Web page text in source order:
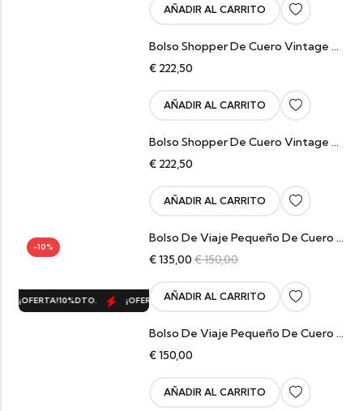
AÑADIR AL CARRITO
Bolso Shopper De Cuero Vintage Marrón Brittany
€222,50
AÑADIR AL CARRITO
Bolso Shopper De Cuero Vintage Camel Brittany
€222,50
AÑADIR AL CARRITO
-10%
¡OFERTA!10%DTO. ¡OFERTA! 10%DTO. ¡OFERTA!10% DTO.
Bolso De Viaje Pequeño De Cuero Marrón Trenzado Marina
€135,00 €150,00
AÑADIR AL CARRITO
Bolso De Viaje Pequeño De Cuero Negro Trenzado Marina
€150,00
AÑADIR AL CARRITO